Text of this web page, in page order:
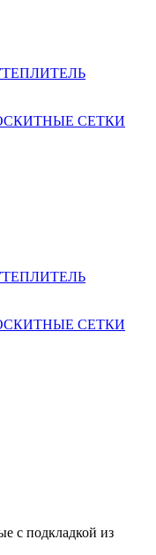
СЕТКИ
СЕТКИ
с подкладкой из